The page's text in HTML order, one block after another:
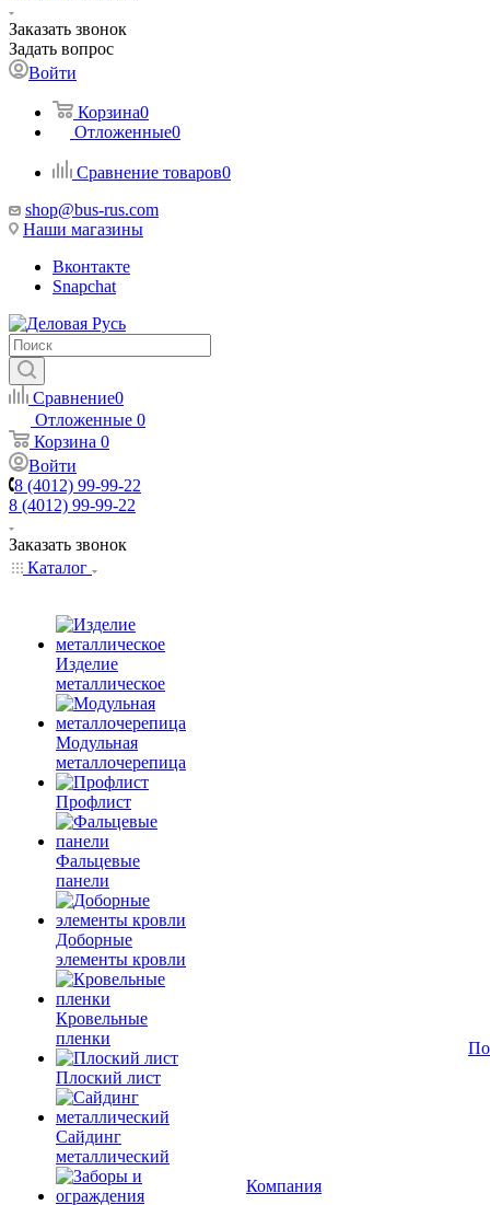
Заказать звонок
Задать вопрос
Войти
Корзина0
Отложенные0
Сравнение товаров0
shop@bus-rus.com
Наши магазины
Вконтакте
Snapchat
Сравнение0
Отложенные 0
Корзина 0
Войти
8 (4012) 99-99-22
8 (4012) 99-99-22
Заказать звонок
Каталог
Изделие
металлическое
Модульная
металлочерепица
Профлист
Фальцевые
панели
Доборные
элементы кровли
Кровельные
пленки
Плоский лист
Сайдинг
металлический
Компания